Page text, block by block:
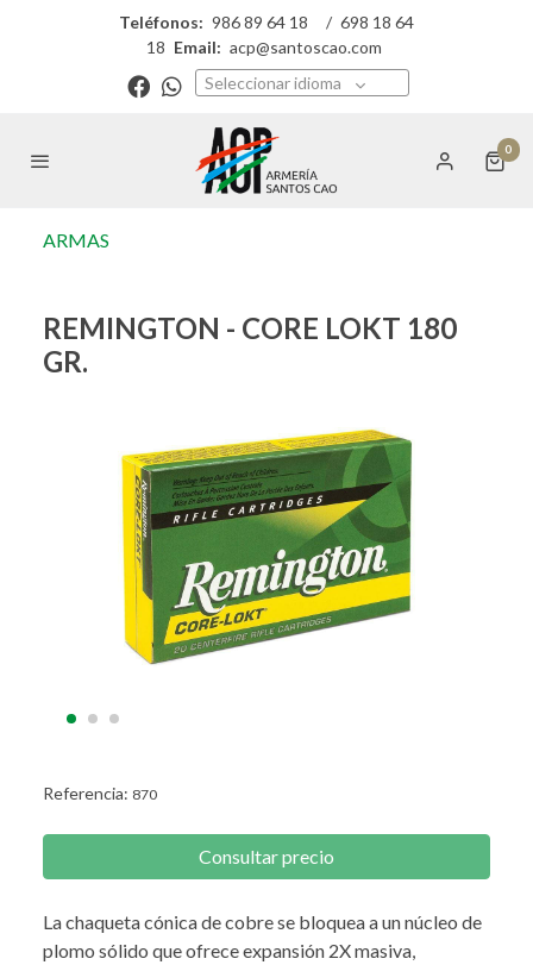
Teléfonos: 986 89 64 18 / 698 18 64
18 Email: acp@santoscao.com
Seleccionar idioma
0
ARMAS
REMINGTON - CORE LOKT 180
GR.
Referencia: 870
Consultar precio
La chaqueta cónica de cobre se bloquea a un núcleo de
plomo sólido que ofrece expansión 2X masiva,